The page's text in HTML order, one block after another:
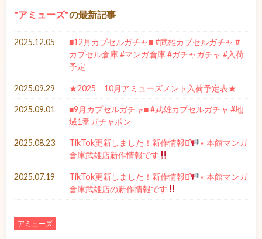
アミューズ の最新記事
2025.12.05
■12月カプセルガチャ■ #武雄カプセルガチャ #
カプセル倉庫 #マンガ倉庫 #ガチャガチャ #入荷
予定
2025.09.29 ★2025 10月アミューズメント入荷予定表★
2025.09.01
■9月カプセルガチャ■ #武雄カプセルガチャ #地
域1番ガチャポン
2025.08.23 TikTok更新しました！新作情報⋆͛
⋆ 本館マンガ
倉庫武雄店新作情報です
2025.07.19 TikTok更新しました！新作情報⋆͛
⋆ 本館マンガ
倉庫武雄店の新作情報です
アミューズ